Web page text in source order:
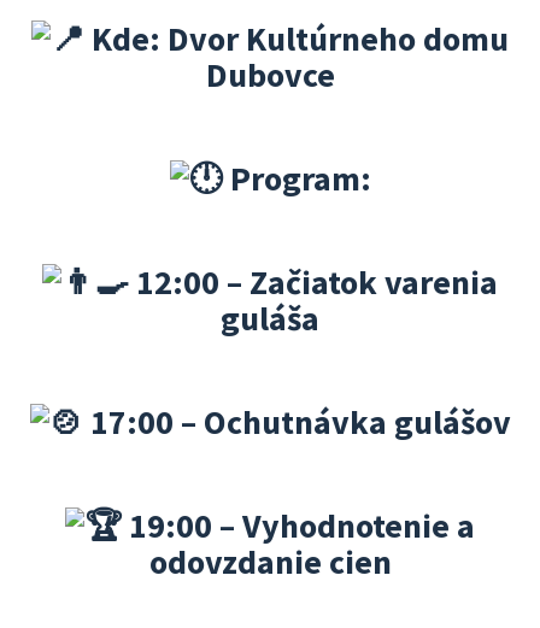
Kde: Dvor Kultúrneho domu
Dubovce
Program:
12:00 – Začiatok varenia
guláša
17:00 – Ochutnávka gulášov
19:00 – Vyhodnotenie a
odovzdanie cien